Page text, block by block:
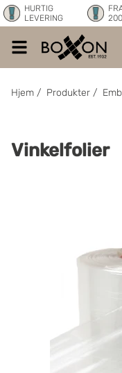
HURTIG
LEVERING
Hjem / Produkter /
Vinkelfolier